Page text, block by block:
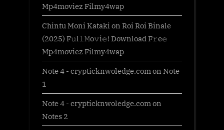
Mp4moviez Filmy4wap
Chintu Moni Kataki on Roi Roi Binale
(2025) F𝚞l𝚕𝙼o𝚟i𝚎! Download F𝚛e𝚎
Mp4moviez Filmy4wap
Note 4 - crypticknwoledge.comon Note
1
Note 4 - crypticknwoledge.comon
Notes 2